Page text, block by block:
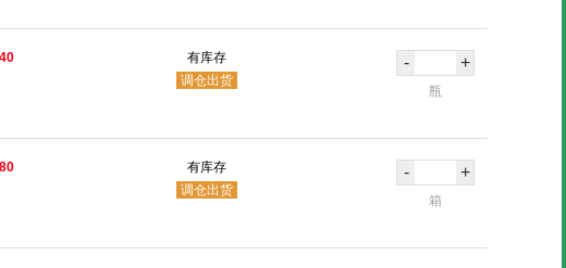
有库存
调仓出货
- +
瓶
有库存
调仓出货
- +
箱